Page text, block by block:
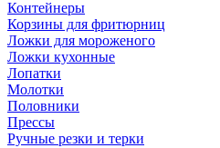
Контейнеры
Корзины для фритюрниц
Ложки для мороженого
Ложки кухонные
Лопатки
Молотки
Половники
Прессы
Ручные резки и терки